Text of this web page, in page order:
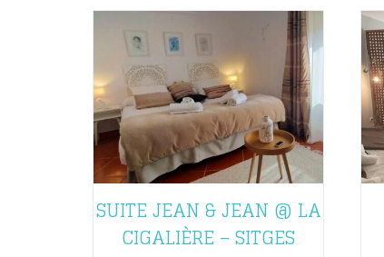
SUITE JEAN & JEAN @ LA
CIGALIÈRE – SITGES